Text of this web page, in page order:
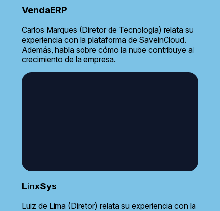
VendaERP
Carlos Marques (Diretor de Tecnologia) relata su
experiencia con la plataforma de SaveinCloud.
Además, habla sobre cómo la nube contribuye al
crecimiento de la empresa.
LinxSys
Luiz de Lima (Diretor) relata su experiencia con la